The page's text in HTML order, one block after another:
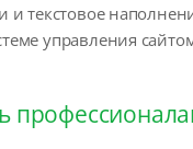
и текстовое
управления